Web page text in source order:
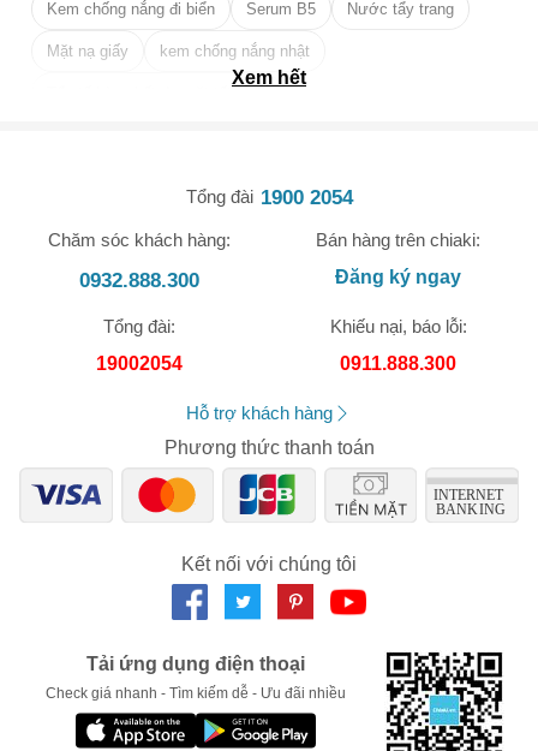
Kem chống nắng đi biển Serum B5 Nước tẩy trang
Mặt nạ giấy kem chống nắng nhật
Tẩy tế bào chết da mặt tốt nhất
Xem hết
Tổng đài 1900 2054
Chăm sóc khách hàng:
0932.888.300
Bán hàng trên chiaki:
Đăng ký ngay
Tổng đài:
19002054
Khiếu nại, báo lỗi:
0911.888.300
Hỗ trợ khách hàng
Phương thức thanh toán
Kết nối với chúng tôi
Tải ứng dụng điện thoại
Check giá nhanh - Tìm kiếm dễ - Ưu đãi nhiều
🎁 Đừng Bỏ Lỡ! 🎁
Mã Giảm Giá Dành Riêng Cho Bạn
Giảm ngay cho bất kỳ đơn hàng nào.
Số lần áp dụng:1 lần
Áp dụng cho đơn hàng từ:0
Chỉ áp dụng cho gian hàng:
LẤY MÃ NGAY